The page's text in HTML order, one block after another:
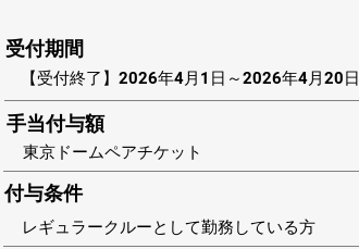
受付期間
【受付終了】2026年4月1日～2026年4月20日
手当付与額
東京ドームペアチケット
付与条件
レギュラークルーとして勤務している方